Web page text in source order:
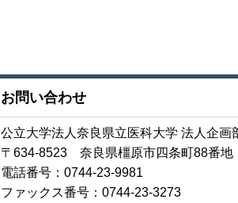
お問い合わせ
公立大学法人奈良県立医科大学 法人企画
〒634-8523 奈良県橿原市四条町88番
電話番号：0744-23-9981
ファックス番号：0744-23-3273